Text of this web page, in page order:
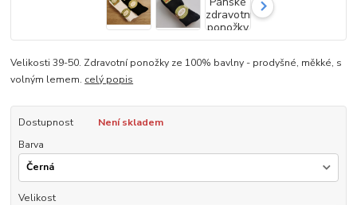
Velikosti 39-50. Zdravotní ponožky ze 100% bavlny - prodyšné, měkké, s
volným lemem. celý popis
Dostupnost
Není skladem
Barva
Velikost